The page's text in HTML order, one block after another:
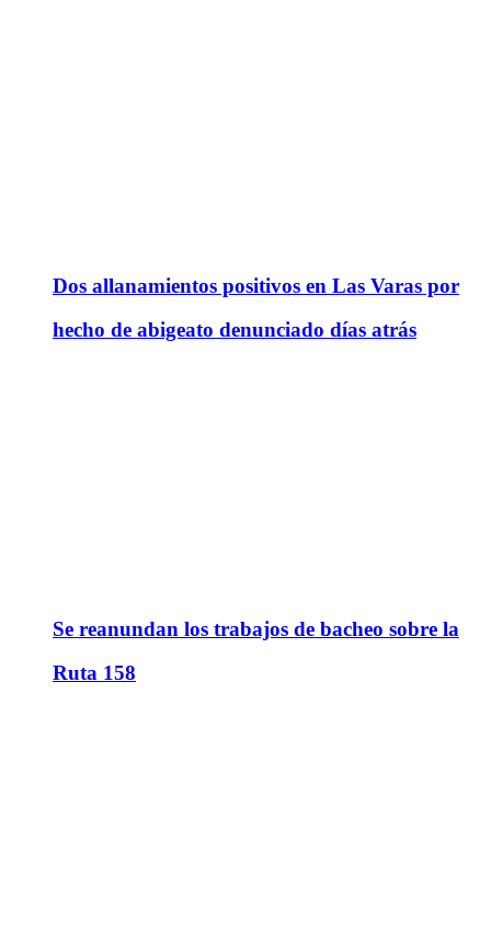
Dos allanamientos positivos en Las Varas por
hecho de abigeato denunciado días atrás
Se reanundan los trabajos de bacheo sobre la
Ruta 158